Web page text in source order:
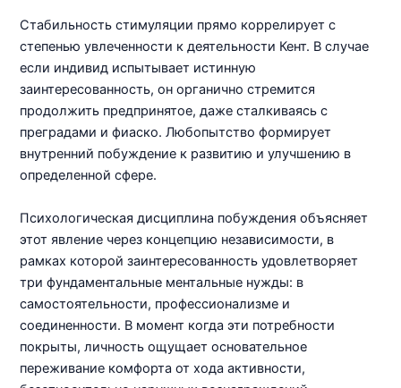
Стабильность стимуляции прямо коррелирует с
степенью увлеченности к деятельности Кент. В случае
если индивид испытывает истинную
заинтересованность, он органично стремится
продолжить предпринятое, даже сталкиваясь с
преградами и фиаско. Любопытство формирует
внутренний побуждение к развитию и улучшению в
определенной сфере.
Психологическая дисциплина побуждения объясняет
этот явление через концепцию независимости, в
рамках которой заинтересованность удовлетворяет
три фундаментальные ментальные нужды: в
самостоятельности, профессионализме и
соединенности. В момент когда эти потребности
покрыты, личность ощущает основательное
переживание комфорта от хода активности,